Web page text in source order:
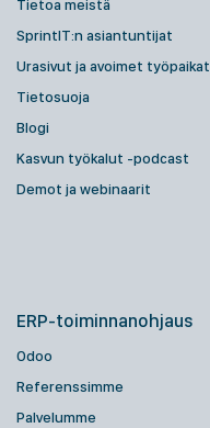
Tietoa meistä
SprintIT:n asiantuntijat
Urasivut ja avoimet työpaikat
Tietosuoja
Blogi
Kasvun työkalut -podcast
Demot ja webinaarit
ERP-toiminnanohjaus
Odoo
Referenssimme
Palvelumme